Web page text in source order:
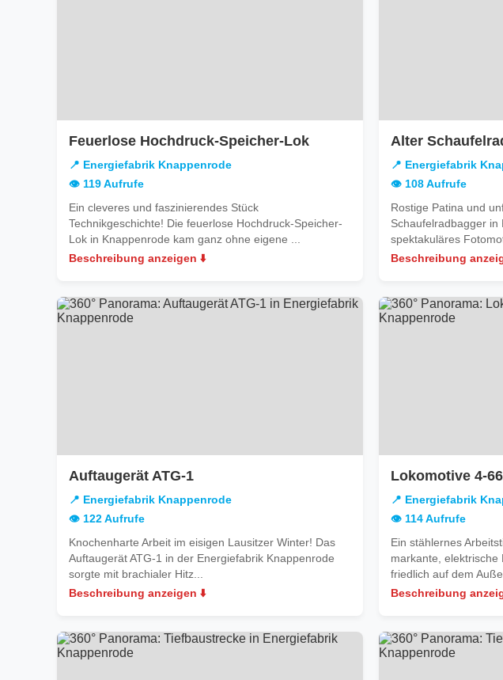
Feuerlose Hochdruck-Speicher-Lokin
Energiefabrik
📍 Energiefabrik Knappenrode
👁️ 119 Aufrufe
Ein cleveres und faszinierendes Stück
Technikgeschichte! Die feuerlose Hochdruck-Speicher-
Lok in Knappenrode kam ganz ohne eigene ...
Beschreibung anzeigen ⬇️
Alter
📍 Energiefabrik
👁️ 108 Aufrufe
Rostige Patina und
Schaufelradbagger in
spektakuläres
Beschreibung
Auftaugerät ATG-1
Energiefabrik
📍 Energiefabrik Knappenrode
👁️ 122 Aufrufe
Knochenharte Arbeit im eisigen Lausitzer Winter! Das
Auftaugerät ATG-1 in der Energiefabrik Knappenrode
sorgte mit brachialer Hitz...
Beschreibung anzeigen ⬇️
Lokomotive 4-
📍 Energiefabrik
👁️ 114 Aufrufe
Ein stählernes
markante,
friedlich auf dem
Beschreibung